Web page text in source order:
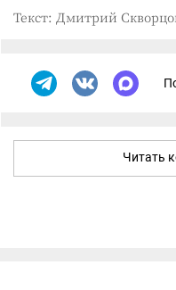
Текст: Дмитрий
Читать